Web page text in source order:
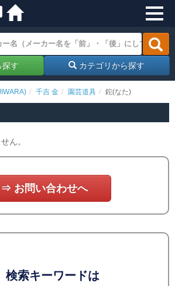
探す カテゴリから探す
千吉 金 園芸道具 鉈(なた)
ん。
⇒ お問い合わせへ
索キーワードは